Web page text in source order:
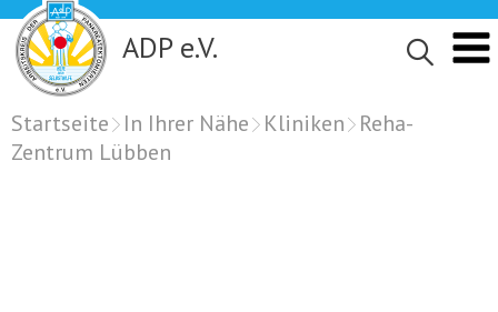
to
content
ADP e.V.
Startseite In Ihrer Nähe Kliniken
Reha-
Zentrum Lübben